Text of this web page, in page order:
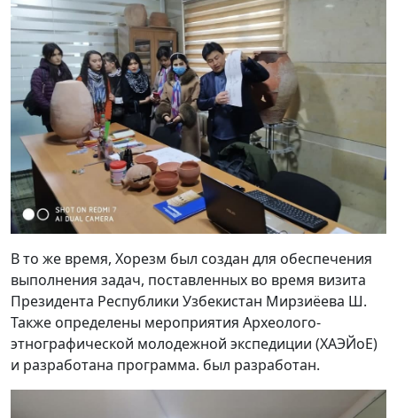
В то же время, Хорезм был создан для обеспечения
выполнения задач, поставленных во время визита
Президента Республики Узбекистан Мирзиёева Ш.
Также определены мероприятия Археолого-
этнографической молодежной экспедиции (ХАЭЙоЕ)
и разработана программа. был разработан.